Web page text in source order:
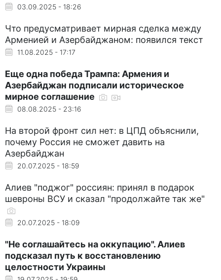
03.09.2025 - 18:26
Что предусматривает мирная сделка между
Арменией и Азербайджаном: появился текст
11.08.2025 - 17:17
Еще одна победа Трампа: Армения и
Азербайджан подписали историческое
мирное соглашение
08.08.2025 - 23:16
На второй фронт сил нет: в ЦПД объяснили,
почему Россия не сможет давить на
Азербайджан
20.07.2025 - 18:59
Алиев "поджог" россиян: принял в подарок
шевроны ВСУ и сказал "продолжайте так же"
20.07.2025 - 18:09
"Не соглашайтесь на оккупацию". Алиев
подсказал путь к восстановлению
целостности Украины